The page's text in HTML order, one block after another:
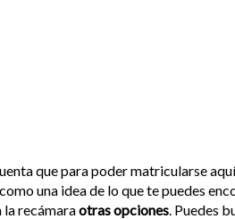
que para poder matricularse
una idea de lo que te puedes
la recámaraotras opciones . Puedes